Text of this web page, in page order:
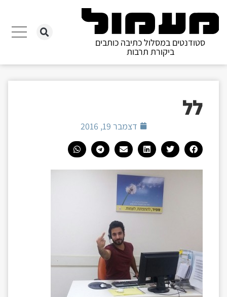
סטודנטים במסלול כתיבה כותבים
ביקורת תרבות
לל
דצמבר 19, 2016